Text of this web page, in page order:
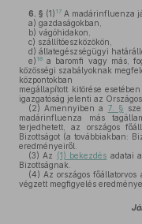
6. § (1) 17 A madárinfluenza
a) gazdaságokban,
b) vágóhidakon,
c) szállítóeszközökön,
d) állategészségügyi
e) 18 a baromfi vagy más,
közösségi szabályoknak
központokban
megállapított kitörése
igazgatóság jelenti az
(2) Amennyiben a 7. §
madárinfluenza más
terjedhetett, az országos
Bizottságot (a továbbiakban:
eredményeiről.
(3) Az (1) bekezdés adatai
Bizottságnak.
(4) Az országos
végzett megfigyelés